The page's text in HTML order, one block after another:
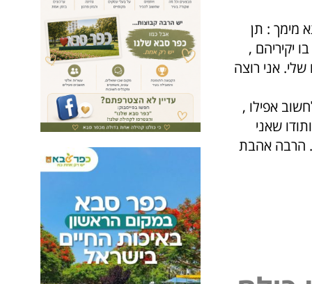
מימך : תן
יקיריהם ,
אני רוצה
אפילו ,
שאני
הרבה אהבת